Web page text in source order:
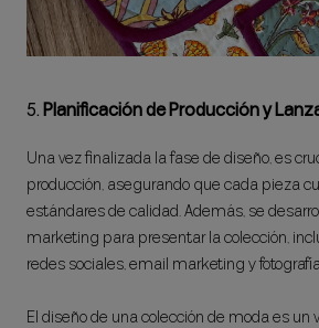
5.Planificación de Producción y
Una vez finalizada la fase de diseño, es
producción, asegurando que cada pieza
estándares de calidad. Además, se
marketing para presentar la colección,
redes sociales, email marketing y
El diseño de una colección de moda es un